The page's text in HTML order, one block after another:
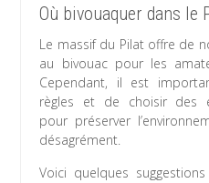
Où bivouaquer dans le
Le massif du Pilat offre de
au bivouac pour les
Cependant, il est
règles et de choisir des
pour préserver
désagrément.
Voici quelques